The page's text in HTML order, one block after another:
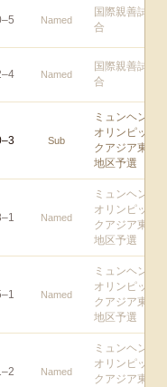
–5 Named
国際親善試
合
–4 Named
国際親善試
合
–3 Sub
ミュンヘン
オリンピッ
クアジア東
地区予選
–1 Named
ミュンヘン
オリンピッ
クアジア東
地区予選
–1 Named
ミュンヘン
オリンピッ
クアジア東
地区予選
–2 Named
ミュンヘン
オリンピッ
クアジア東